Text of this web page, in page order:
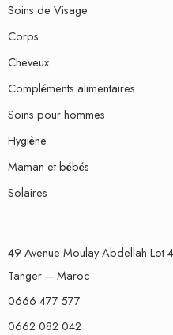
Soins de Visage
Corps
Cheveux
Compléments alimentaires
Soins pour hommes
Hygiène
Maman et bébés
Solaires
49 Avenue Moulay Abdellah Lot
Tanger – Maroc
0666 477 577
0662 082 042